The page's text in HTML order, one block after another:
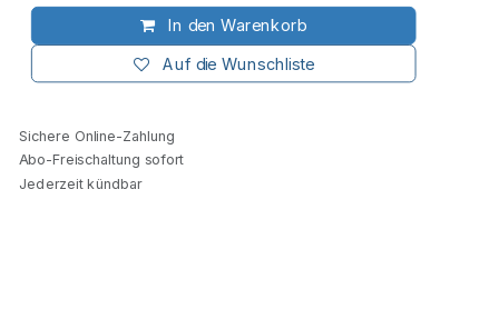
In den Warenkorb
Auf die Wunschliste
Sichere Online-Zahlung
Abo-Freischaltung sofort
Jederzeit kündbar